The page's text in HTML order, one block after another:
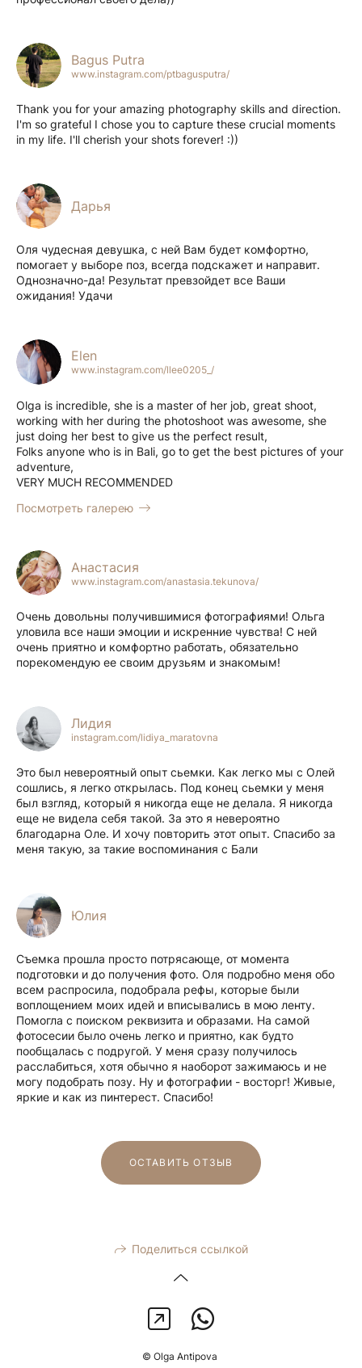
Bagus Putra
www.instagram.com/ptbagusputra/
Thank you for your amazing photography skills and direction.
I'm so grateful I chose you to capture these crucial moments
in my life. I'll cherish your shots forever! :))
Дарья
Оля чудесная девушка, с ней Вам будет комфортно,
помогает у выборе поз, всегда подскажет и направит.
Однозначно-да! Результат превзойдет все Ваши
ожидания! Удачи
Elen
www.instagram.com/llee0205_/
Olga is incredible, she is a master of her job, great shoot,
working with her during the photoshoot was awesome, she
just doing her best to give us the perfect result,
Folks anyone who is in Bali, go to get the best pictures of your
adventure,
VERY MUCH RECOMMENDED
Посмотреть галерею
Анастасия
www.instagram.com/anastasia.tekunova/
Очень довольны получившимися фотографиями! Ольга
уловила все наши эмоции и искренние чувства! С ней
очень приятно и комфортно работать, обязательно
порекомендую ее своим друзьям и знакомым!
Лидия
instagram.com/lidiya_maratovna
Это был невероятный опыт сьемки. Как легко мы с Олей
сошлись, я легко открылась. Под конец сьемки у меня
был взгляд, который я никогда еще не делала. Я никогда
еще не видела себя такой. За это я невероятно
благодарна Оле. И хочу повторить этот опыт. Спасибо за
меня такую, за такие воспоминания с Бали
Юлия
Съемка прошла просто потрясающе, от момента
подготовки и до получения фото. Оля подробно меня обо
всем распросила, подобрала рефы, которые были
воплощением моих идей и вписывались в мою ленту.
Помогла с поиском реквизита и образами. На самой
фотосесии было очень легко и приятно, как будто
пообщалась с подругой. У меня сразу получилось
расслабиться, хотя обычно я наоборот зажимаюсь и не
могу подобрать позу. Ну и фотографии - восторг! Живые,
яркие и как из пинтерест. Спасибо!
ОСТАВИТЬ ОТЗЫВ
Поделиться ссылкой
© Olga Antipova